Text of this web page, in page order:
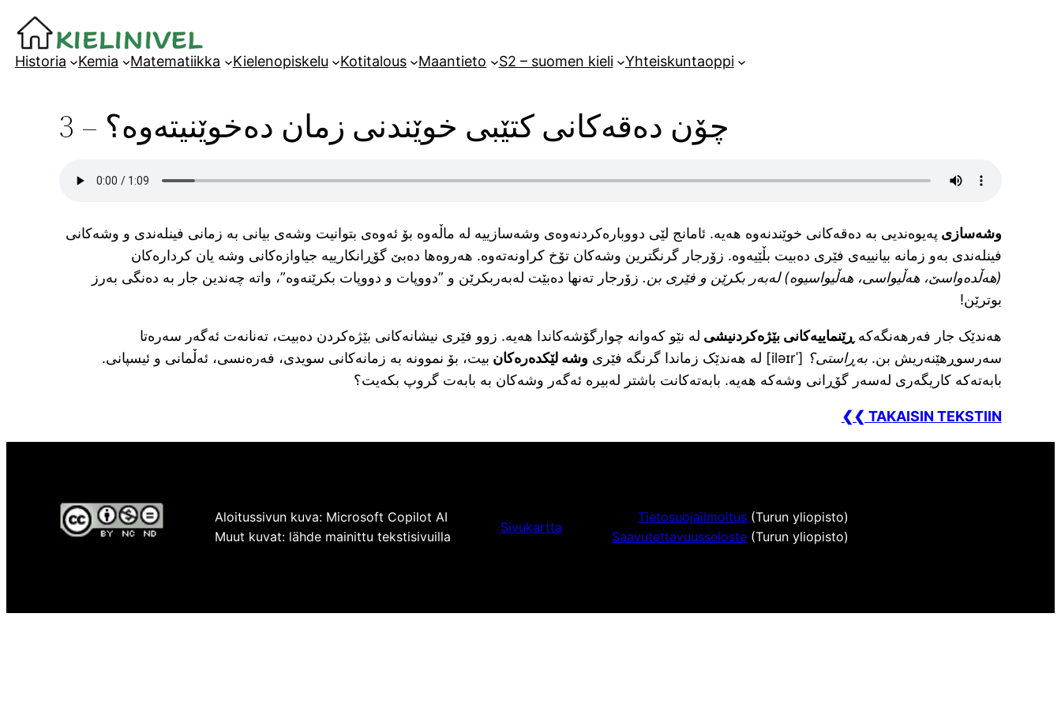
Siirry
sisältöön
Historia
Kemia Matematiikka Kielenopiskelu Kotitalous Maantieto S2 – suomen kieli Yhteiskuntaoppi
چۆن دەقەکانی کتێبی خوێندنی زمان دەخوێنیتەوە؟ – 3
وشەسازی پەیوەندیی بە دەقەکانی خوێندنەوە هەیە. ئامانج لێی دووبارەکردنەوەی وشەسازییە لە ماڵەوە بۆ ئەوەی بتوانیت وشەی بیانی بە زمانی فینلەندی و وشەکانی
فینلەندی بەو زمانە بیانییەی فێری دەبیت بڵێیەوە. زۆرجار گرنگترین وشەکان تۆخ کراونەتەوە. هەروەها دەبێ گۆڕانکارییە جیاوازەکانی وشە یان کردارەکان
(هەڵدەواسێ، هەڵیواسی، هەڵیواسیوە) لەبەر بکرێن و فێری بن. زۆرجار تەنها دەبێت لەبەربکرێن و ”دووپات و دووپات بکرێنەوە”، واتە چەندین جار بە دەنگی بەرز
بوترێن!
هەندێک جار فەرهەنگەکە ڕێنماییەکانی بێژەکردنیشی لە نێو کەوانە چوارگۆشەکاندا هەیە. زوو فێری نیشانەکانی بێژەکردن دەبیت، تەنانەت ئەگەر سەرەتا
سەرسوڕهێنەریش بن.بەڕاستی؟ [ˈrɪəli] لە هەندێک زماندا گرنگە فێری وشە لێکدەرەکان بیت، بۆ نموونە بە زمانەکانی سویدی، فەرەنسی، ئەڵمانی و ئیسپانی.
بابەتەکە کاریگەری لەسەر گۆڕانی وشەکە هەیە. بابەتەکانت باشتر لەبیرە ئەگەر وشەکان بە بابەت گروپ بکەیت؟
❮❮ TAKAISIN TEKSTIIN
Aloitussivun kuva: Microsoft Copilot AI
Muut kuvat: lähde mainittu tekstisivuilla
Sivukartta
Tietosuojailmoitus (Turun yliopisto)
Saavutettavuusseloste (Turun yliopisto)